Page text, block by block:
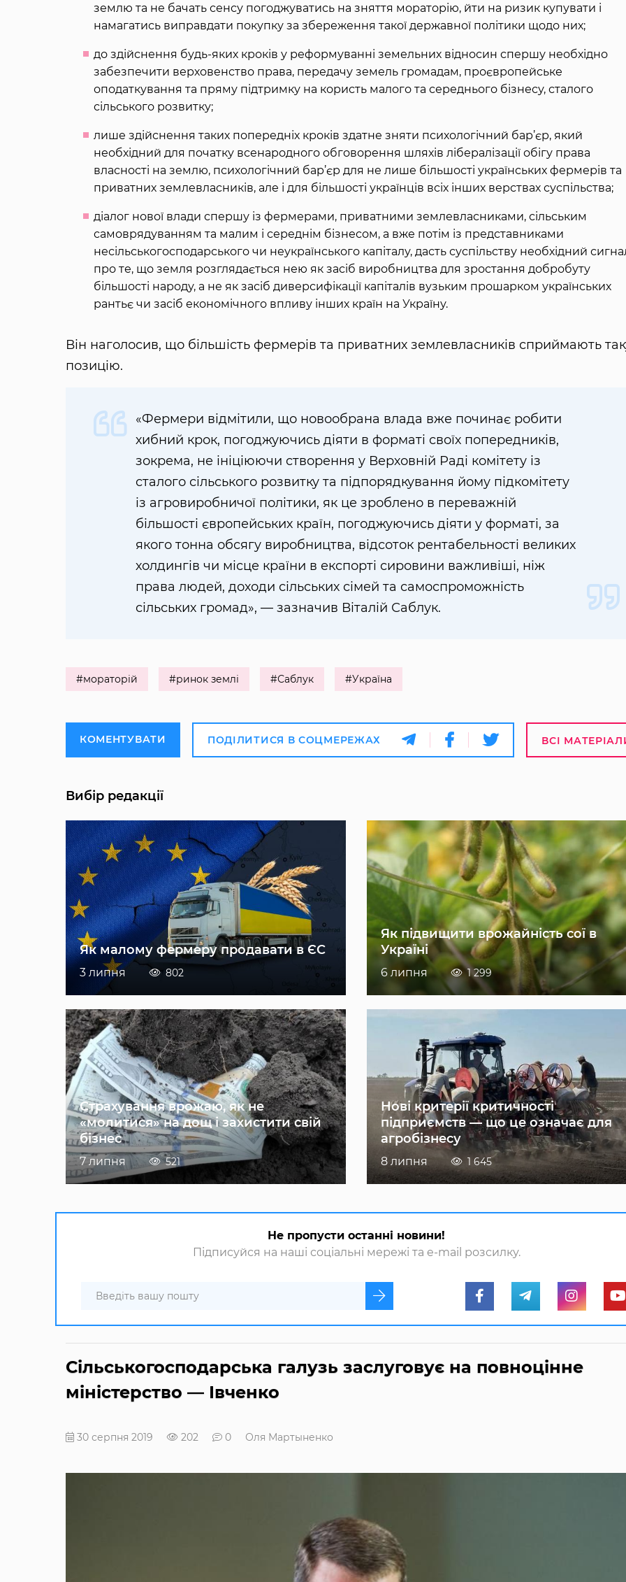
землю та не бачать сенсу погоджуватись на зняття мораторію, йти на ризик купувати і
намагатись виправдати покупку за збереження такої державної політики щодо них;
до здійснення будь-яких кроків у реформуванні земельних відносин спершу необхідно
забезпечити верховенство права, передачу земель громадам, проєвропейське
оподаткування та пряму підтримку на користь малого та середнього бізнесу, сталого
сільського розвитку;
лише здійснення таких попередніх кроків здатне зняти психологічний бар’єр, який
необхідний для початку всенародного обговорення шляхів лібералізації обігу права
власності на землю, психологічний бар’єр для не лише більшості українських фермерів та
приватних землевласників, але і для більшості українців всіх інших верствах суспільства;
діалог нової влади спершу із фермерами, приватними землевласниками, сільським
самоврядуванням та малим і середнім бізнесом, а вже потім із представниками
несільськогосподарського чи неукраїнського капіталу, дасть суспільству необхідний
про те, що земля розглядається нею як засіб виробництва для зростання добробуту
більшості народу, а не як засіб диверсифікації капіталів вузьким прошарком українських
рантьє чи засіб економічного впливу інших країн на Україну.
Він наголосив, що більшість фермерів та приватних землевласників сприймають
позицію.
«Фермери відмітили, що новообрана влада вже починає робити
хибний крок, погоджуючись діяти в форматі своїх попередників,
зокрема, не ініціюючи створення у Верховній Раді комітету із
сталого сільського розвитку та підпорядкування йому підкомітету
із агровиробничої політики, як це зроблено в переважній
більшості європейських країн, погоджуючись діяти у форматі, за
якого тонна обсягу виробництва, відсоток рентабельності великих
холдингів чи місце країни в експорті сировини важливіші, ніж
права людей, доходи сільських сімей та самоспроможність
сільських громад», — зазначив Віталій Саблук.
#мораторій #ринок землі #Саблук #Україна
КОМЕНТУВАТИ ПОДІЛИТИСЯ В СОЦМЕРЕЖАХ ВСІ
Вибір редакції
Як малому фермеру продавати в ЄС
3 липня 802
Як підвищити врожайність сої в
Україні
6 липня 1 299
Страхування врожаю, як не
«молитися» на дощ і захистити свій
бізнес
7 липня 521
Нові критерії критичності
підприємств — що це означає для
агробізнесу
8 липня 1 645
Не пропусти останні новини!
Підписуйся на наші соціальні мережі та e-mail розсилку.
Сільськогосподарська галузь заслуговує на повноцінне
міністерство — Івченко
30 серпня 2019 202 0 Оля Мартыненко